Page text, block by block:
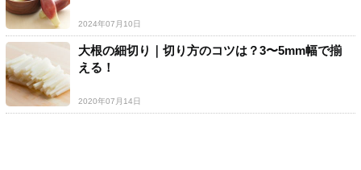
2024年07月10日
大根の細切り｜切り方のコツは？3〜5mm幅で揃
える！
2020年07月14日